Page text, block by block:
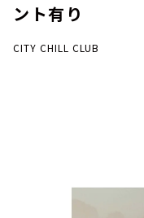
ント有り
CITY CHILL CLUB